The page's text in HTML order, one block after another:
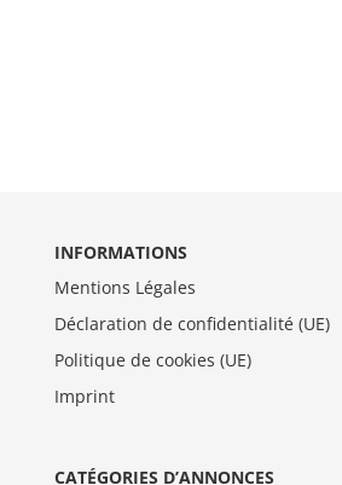
INFORMATIONS
Mentions Légales
Déclaration de confidentialité (UE)
Politique de cookies (UE)
Imprint
CATÉGORIES D’ANNONCES